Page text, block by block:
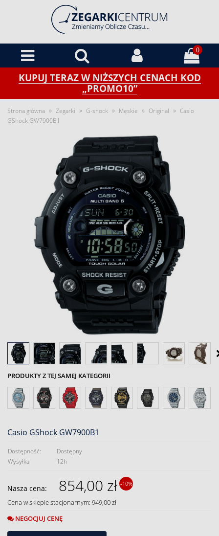
0
KUPUJ TERAZ W NIŻSZYCH CENACH KOD
„PROMO10”
Strona główna » Zegarki » G-shock » Męskie » Original » Casio
GShock GW7900B1
PRODUKTY Z TEJ SAMEJ KATEGORII
Casio GShock GW7900B1
Dostępność:
Dostępny
Wysyłka
12h
Nasza cena: 854,00 zł -10%
Cena w sklepie stacjonarnym: 949,00 zł
NEGOCJUJ CENĘ